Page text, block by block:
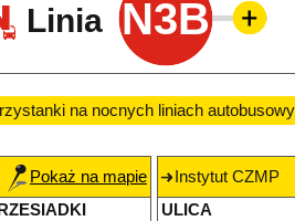
Linia N3B
na nocnych liniach
Pokaż na mapie
Instytut CZMP
ULICA